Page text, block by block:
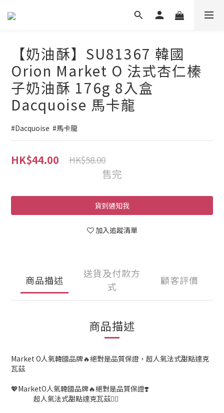
【奶油酥】SU81367 韓國
Orion Market O 法式杏仁榛
子奶油酥 176g 8入盒
Dacquoise 馬卡龍
#Dacquoise  #馬卡龍
HK$44.00 HK$58.00
售完
貨到通知我
加入追蹤清單
商品描述
送貨及付款方
式
顧客評價
商品描述
Market O人氣韓國品牌🔥絕對是品質保證，超人氣法式甜點達克
瓦茲
💖MarketO人氣韓國品牌🔥絕對是品質保證❣️
超人氣法式甜點達克瓦茲👍🏻